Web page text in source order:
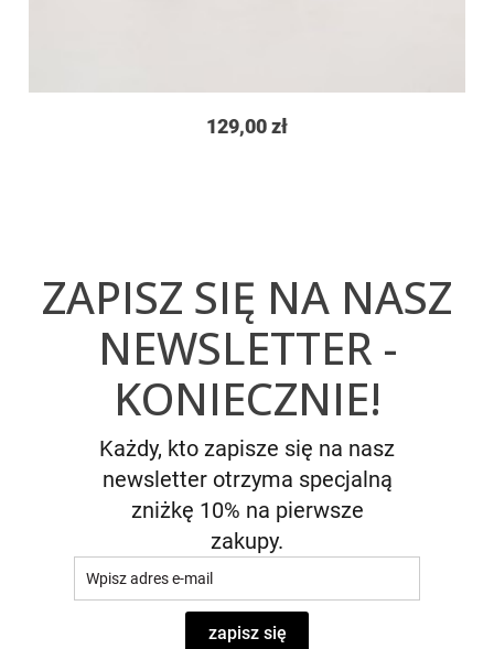
129,00 zł
ZAPISZ SIĘ NA NASZ
NEWSLETTER -
KONIECZNIE!
Każdy, kto zapisze się na nasz
newsletter otrzyma specjalną
zniżkę 10% na pierwsze
zakupy.
zapisz się